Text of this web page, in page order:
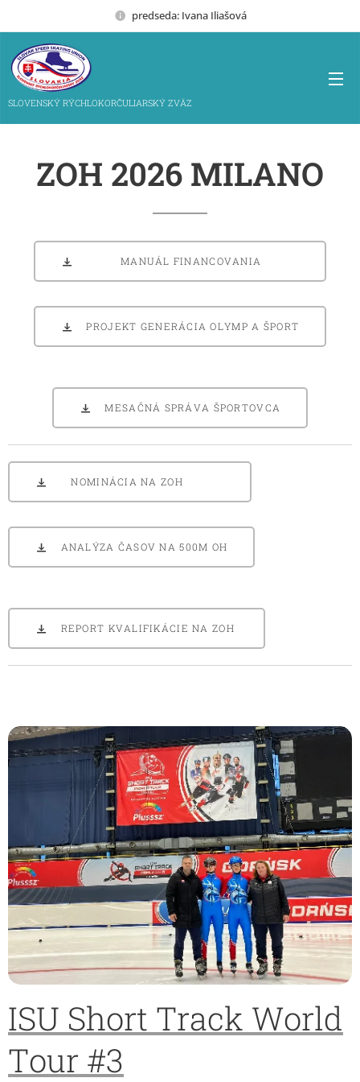
predseda: Ivana Iliašová
SLOVENSKÝ RÝCHLOKORČULIARSKÝ ZVÄZ
ZOH 2026 MILANO
MANUÁL FINANCOVANIA
PROJEKT GENERÁCIA OLYMP A ŠPORT
MESAČNÁ SPRÁVA ŠPORTOVCA
NOMINÁCIA NA ZOH
ANALÝZA ČASOV NA 500M OH
REPORT KVALIFIKÁCIE NA ZOH
ISU Short Track World
Tour #3